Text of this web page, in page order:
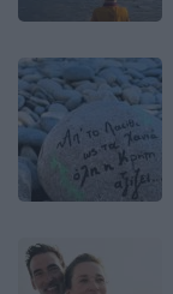
Image
Image